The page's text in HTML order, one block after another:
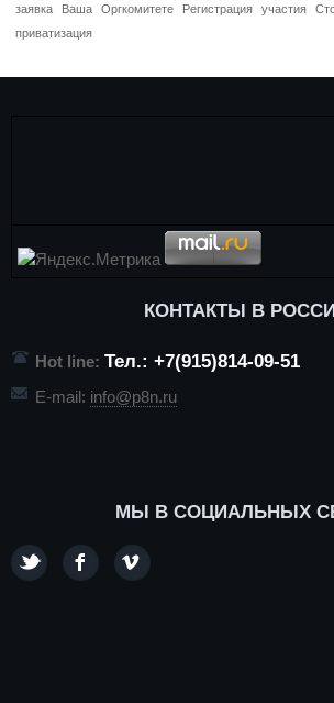
заявка
Ваша Оргкомитете Регистрация участия
приватизация
КОНТАКТЫ В
Hot line: Тел.: +7(915)814-09-51
E-mail: info@p8n.ru
МЫ В СОЦИАЛЬНЫХ